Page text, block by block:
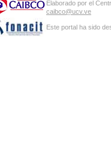
Elaborado por el
caibco@ucv.ve
Este portal ha sido